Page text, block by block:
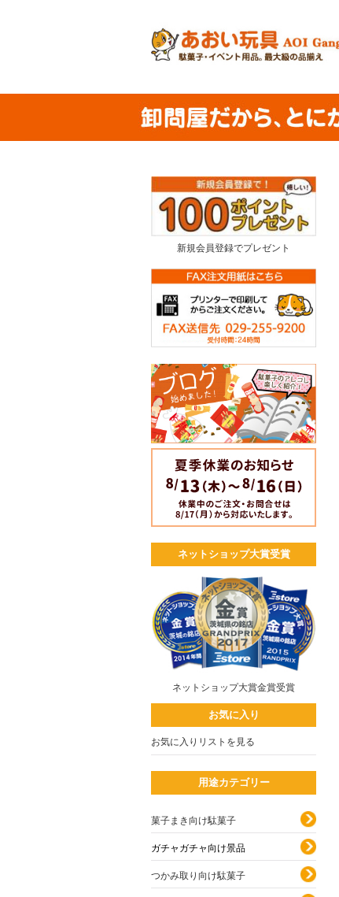
新規会員登録でプレゼント
ネットショップ大賞受賞
ネットショップ大賞金賞受賞
お気に入り
お気に入りリストを見る
用途カテゴリー
菓子まき向け駄菓子
ガチャガチャ向け景品
つかみ取り向け駄菓子